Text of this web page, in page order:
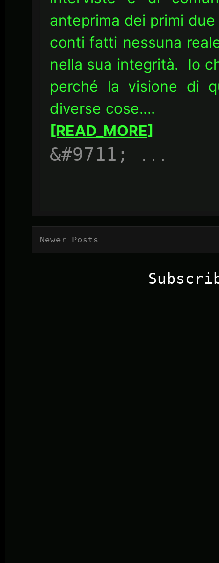
anteprima dei primi
conti fatti nessuna
nella sua integrità. Io
perché la visione di
diverse cose....
[READ_MORE]
...
Newer Posts